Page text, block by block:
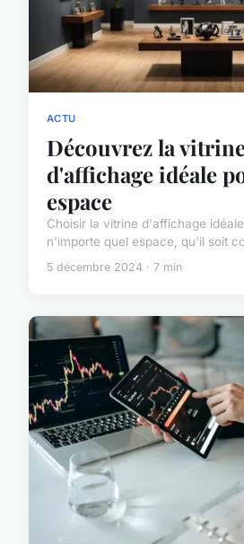
ACTU
Découvrez la
d'affichage idéale
espace
Choisir la vitrine d'affichage
n'importe quel espace, qu'il soit
5 décembre 2024 · 7 min